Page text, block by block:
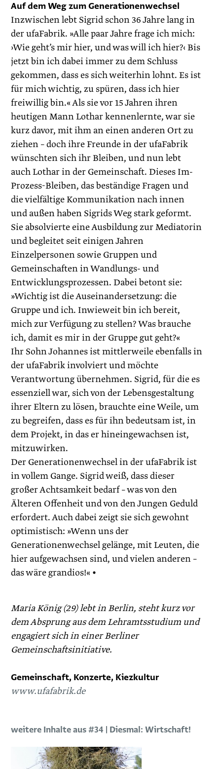
Auf dem Weg zum Generationenwechsel
Inzwischen lebt Sigrid schon 36 Jahre lang in
der ufaFabrik. »Alle paar Jahre frage ich mich:
›Wie geht’s mir hier, und was will ich hier?‹ Bis
jetzt bin ich dabei immer zu dem Schluss
gekommen, dass es sich weiterhin lohnt. Es ist
für mich wichtig, zu spüren, dass ich hier
freiwillig bin.« Als sie vor 15 Jahren ihren
heutigen Mann Lothar kennenlernte, war sie
kurz davor, mit ihm an einen anderen Ort zu
ziehen – doch ihre Freunde in der ufaFabrik
wünschten sich ihr Bleiben, und nun lebt
auch Lothar in der Gemeinschaft. Dieses Im-
Prozess-Bleiben, das beständige Fragen und
die vielfältige Kommunikation nach innen
und außen haben Sigrids Weg stark geformt.
Sie absolvierte eine Ausbildung zur Mediatorin
und begleitet seit einigen Jahren
Einzelpersonen sowie Gruppen und
Gemeinschaften in Wandlungs- und
Entwicklungsprozessen. Dabei betont sie:
»Wichtig ist die Auseinandersetzung: die
Gruppe und ich. Inwieweit bin ich bereit,
mich zur Verfügung zu stellen? Was brauche
ich, damit es mir in der Gruppe gut geht?«
Ihr Sohn Johannes ist mittlerweile ebenfalls in
der ufaFabrik involviert und möchte
Verantwortung übernehmen. Sigrid, für die es
essenziell war, sich von der Lebensgestaltung
ihrer Eltern zu lösen, brauchte eine Weile, um
zu begreifen, dass es für ihn bedeutsam ist, in
dem Projekt, in das er hineingewachsen ist,
mitzuwirken.
Der Generationenwechsel in der ufa­Fabrik ist
in vollem Gange. Sigrid weiß, dass dieser
großer Achtsamkeit bedarf – was von den
Älteren Offenheit und von den Jungen Geduld
erfordert. Auch dabei zeigt sie sich gewohnt
optimistisch: »Wenn uns der
Generationenwechsel gelänge, mit Leuten, die
hier aufgewachsen sind, und vielen anderen –
das wäre grandios!« •
Maria König (29) lebt in Berlin, steht kurz vor
dem Absprung aus dem Lehramtsstudium und
engagiert sich in einer Berliner
Gemeinschafts­initiative.
Gemeinschaft, Konzerte, Kiezkultur
www.ufafabrik.de
weitere Inhalte aus #34 | Diesmal: Wirtschaft!